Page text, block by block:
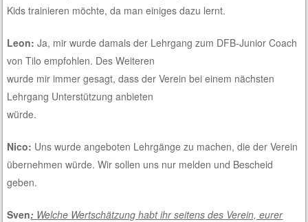
Kids trainieren möchte, da man einiges dazu lernt.
Leon:Ja, mir wurde damals der Lehrgang zum DFB-Junior Coach
von Tilo empfohlen. Des Weiteren
wurde mir immer gesagt, dass der Verein bei einem nächsten
Lehrgang Unterstützung anbieten
würde.
Nico: Uns wurde angeboten Lehrgänge zu machen, die der Verein
übernehmen würde. Wir sollen uns nur melden und Bescheid
geben.
Sven: Welche Wertschätzung habt ihr seitens des Verein, eurer